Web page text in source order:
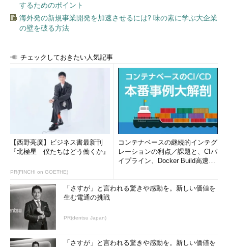
するためのポイント
海外発の新規事業開発を加速させるには? 味の素に学ぶ大企業
の壁を破る方法
チェックしておきたい人気記事
【西野亮廣】ビジネス書最新刊
『北極星 僕たちはどう働くか』
PR(FINCHI on GOETHE)
コンテナベースの継続的インテグ
レーションの利点／課題と、CIパ
イプライン、Docker Build高速化
「さすが」と言われる驚きや感動を。新しい価値を
生む電通の挑戦
PR(dentsu Japan)
「さすが」と言われる驚きや感動を。新しい価値を